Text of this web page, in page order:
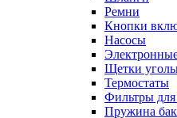
Ремни
Кнопки
Насосы
Щетки
Термостаты
Фильтры
Пружина